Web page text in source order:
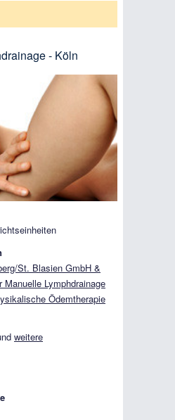
- Köln
St. Blasien GmbH &
Lymphdrainage
Ödemtherapie
weitere